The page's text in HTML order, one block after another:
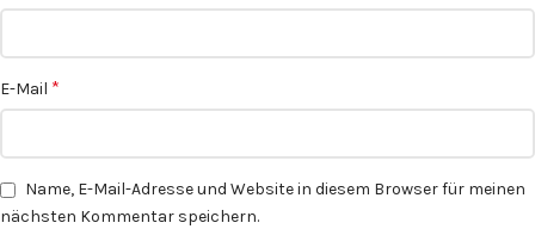
E-Mail *
Name, E-Mail-Adresse und Website in diesem Browser für meinen
nächsten Kommentar speichern.